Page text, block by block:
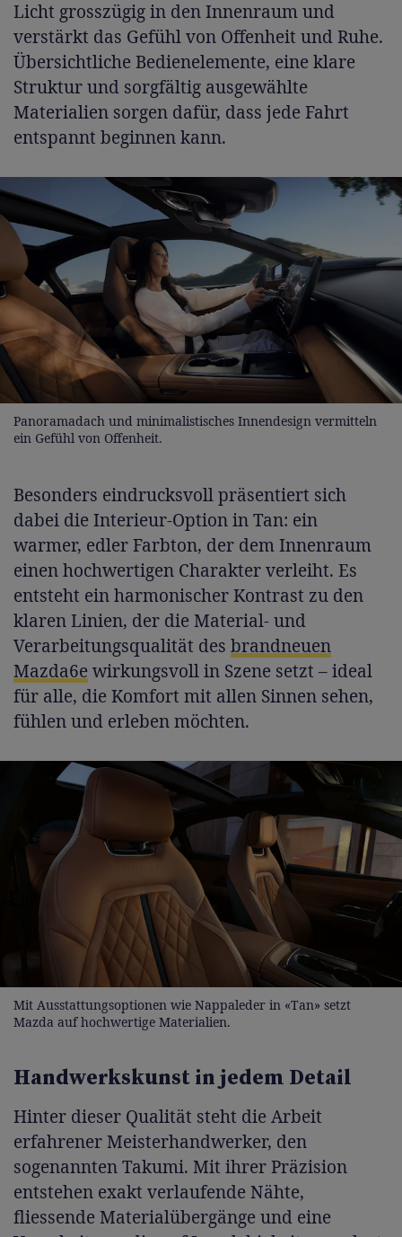
Licht grosszügig in den Innenraum und
verstärkt das Gefühl von Offenheit und Ruhe.
Übersichtliche Bedienelemente, eine klare
Struktur und sorgfältig ausgewählte
Materialien sorgen dafür, dass jede Fahrt
entspannt beginnen kann.
Panoramadach und minimalistisches Innendesign vermitteln
ein Gefühl von Offenheit.
Besonders eindrucksvoll präsentiert sich
dabei die Interieur-Option in Tan: ein
warmer, edler Farbton, der dem Innenraum
einen hochwertigen Charakter verleiht. Es
entsteht ein harmonischer Kontrast zu den
klaren Linien, der die Material- und
Verarbeitungsqualität des brandneuen
Mazda6ewirkungsvoll in Szene setzt – ideal
für alle, die Komfort mit allen Sinnen sehen,
fühlen und erleben möchten.
Mit Ausstattungsoptionen wie Nappaleder in «Tan» setzt
Mazda auf hochwertige Materialien.
Handwerkskunst in jedem Detail
Hinter dieser Qualität steht die Arbeit
erfahrener Meisterhandwerker, den
sogenannten Takumi. Mit ihrer Präzision
entstehen exakt verlaufende Nähte,
fliessende Materialübergänge und eine